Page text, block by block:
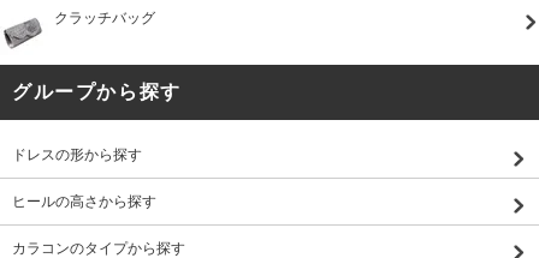
クラッチバッグ
グループから探す
ドレスの形から探す
ヒールの高さから探す
カラコンのタイプから探す